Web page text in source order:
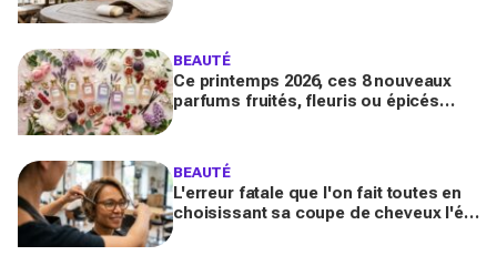
BEAUTÉ
Ce printemps 2026, ces 8 nouveaux
parfums fruités, fleuris ou épicés
BEAUTÉ
L'erreur fatale que l'on fait toutes en
choisissant sa coupe de cheveux l'été